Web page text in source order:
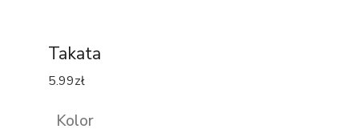
Takata
5.99zł
Kolor